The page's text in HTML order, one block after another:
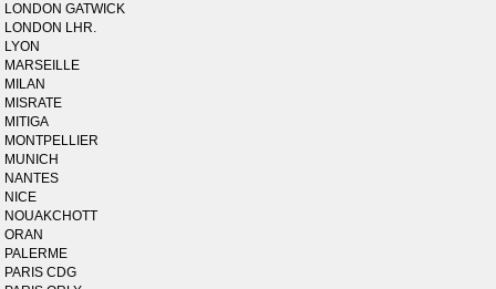
LONDON GATWICK
LONDON LHR.
LYON
MARSEILLE
MILAN
MISRATE
MITIGA
MONTPELLIER
MUNICH
NANTES
NICE
NOUAKCHOTT
ORAN
PALERME
PARIS CDG